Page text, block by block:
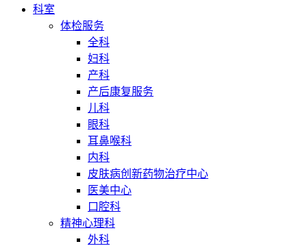
科室
体检服务
全科
妇科
产科
产后康复服务
儿科
眼科
耳鼻喉科
内科
皮肤病创新药物治疗中心
医美中心
口腔科
精神心理科
外科